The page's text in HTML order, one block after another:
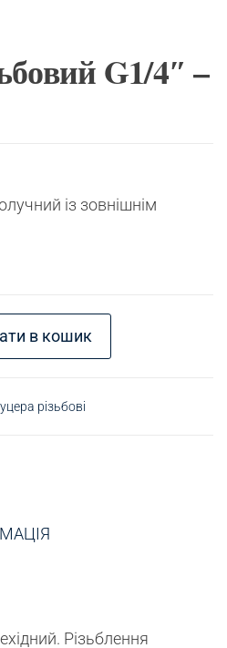
G1/4″ –
із зовнішнім
4" - М10х1 кількість
в кошик
різьбові
Різьблення